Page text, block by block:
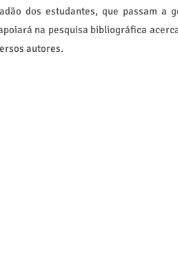
dos estudantes, que passam a
na pesquisa bibliográfica
autores.